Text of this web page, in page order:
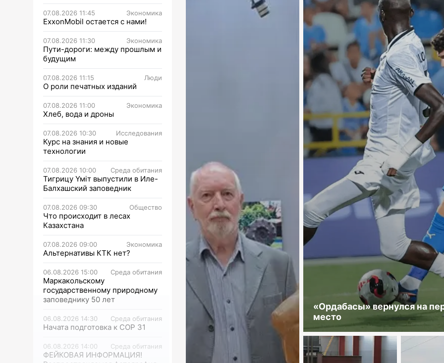
07.08.2026 11:45 Экономика
ExxonMobil остается с нами!
07.08.2026 11:30 Экономика
Пути-дороги: между прошлым и
будущим
07.08.2026 11:15 Люди
О роли печатных изданий
07.08.2026 11:00 Экономика
Хлеб, вода и дроны
07.08.2026 10:30 Исследования
Курс на знания и новые
технологии
07.08.2026 10:00 Среда обитания
Тигрицу Үміт выпустили в Иле-
Балхашский заповедник
07.08.2026 09:30 Общество
Что происходит в лесах
Казахстана
07.08.2026 09:00 Экономика
Альтернативы КТК нет?
06.08.2026 15:00 Среда обитания
Маркакольскому
государственному природному
заповеднику 50 лет
06.08.2026 14:30 Среда обитания
Начата подготовка к СОР 31
06.08.2026 14:00 Среда обитания
ФЕЙКОВАЯ ИНФОРМАЦИЯ!
«Ордабасы» вернулся на
место